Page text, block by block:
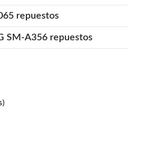
repuestos
SM-A356 repuestos